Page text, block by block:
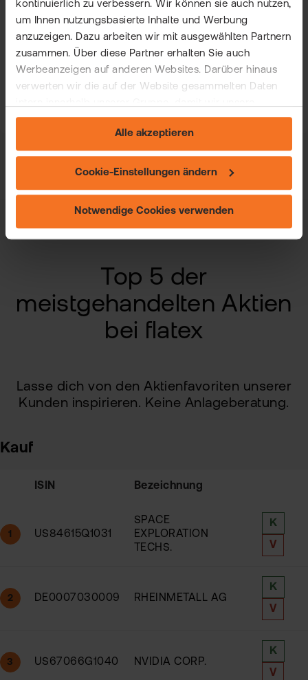
kontinuierlich zu verbessern. Wir können sie auch nutzen,
um Ihnen nutzungsbasierte Inhalte und Werbung
anzuzeigen. Dazu arbeiten wir mit ausgewählten Partnern
zusammen. Über diese Partner erhalten Sie auch
Werbeanzeigen auf anderen Websites. Darüber hinaus
verwerten wir die auf der Website gesammelten Daten
eigenen Angebote verbessern und Ihnen
maßgeschneiderte Werbung zeigen können. Sie können
Ihre freiwillige Einwilligung jederzeit widerrufen. Weitere
Informationen (auch zur Datenübermittlung) und
Einstellungsmöglichkeiten finden Sie unter "Cookie-
Alle akzeptieren
Cookie-Einstellungen ändern
Notwendige Cookies verwenden
STÜCKZAHL, HANDELSPLATZ UND
ORDERART FESTLEGEN – DANN
BESTÄTIGEN
Hier hast du die Wahl aus verschiedenen
Handelsplätzen und kannst beispielweise eine Limit-
Top 5 der
meistgehandelten Aktien
bei flatex
Lasse dich von den Aktienfavoriten unserer
Kunden inspirieren. Keine Anlageberatung.
Kauf
ISIN Bezeichnung
1 US84615Q1031
SPACE
EXPLORATION
TECHS.
K
V
2 DE0007030009 RHEINMETALL AG
K
V
3 US67066G1040 NVIDIA CORP.
K
V